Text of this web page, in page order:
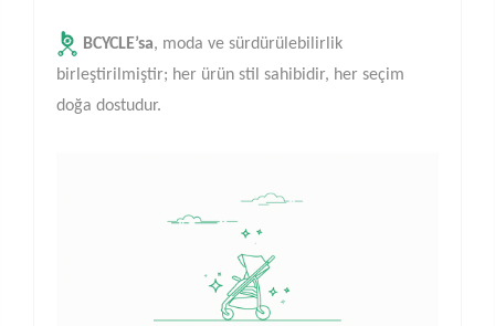
BCYCLE’sa, moda ve sürdürülebilirlik
birleştirilmiştir; her ürün stil sahibidir, her seçim
doğa dostudur.